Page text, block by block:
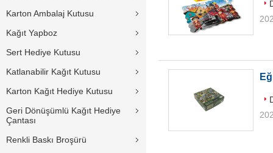
Karton Ambalaj Kutusu
Kağıt Yapboz
Sert Hediye Kutusu
Katlanabilir Kağıt Kutusu
Karton Kağıt Hediye Kutusu
Geri Dönüşümlü Kağıt Hediye
Çantası
Renkli Baskı Broşürü